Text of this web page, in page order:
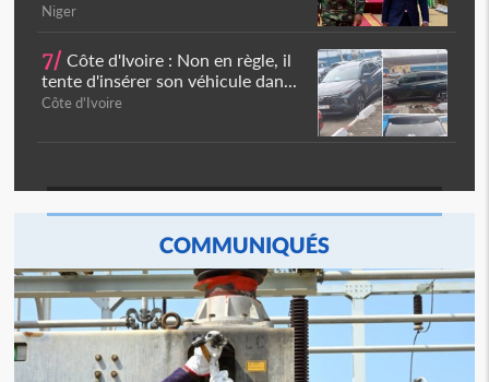
Niger
7/ Côte d'Ivoire : Non en règle, il
tente d'insérer son véhicule dan...
Côte d'Ivoire
COMMUNIQUÉS